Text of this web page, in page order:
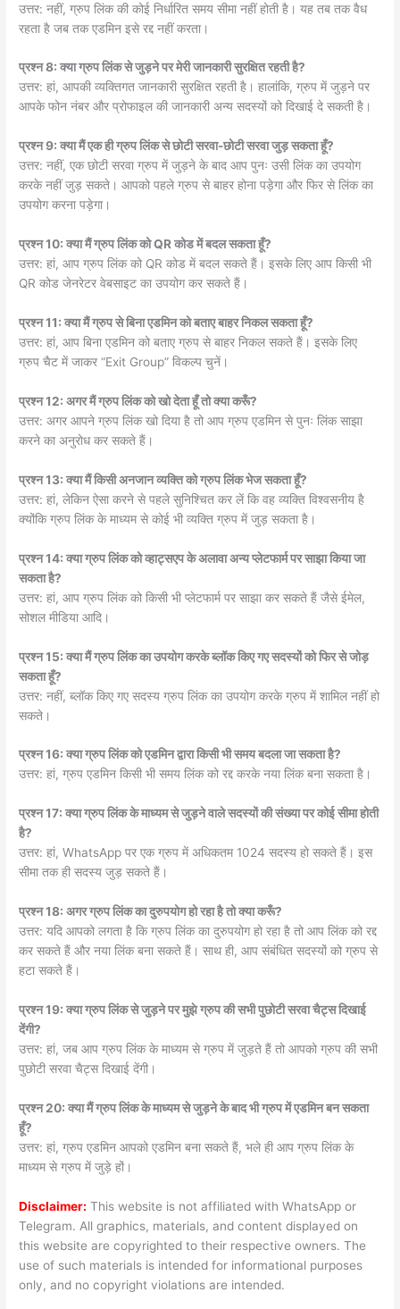
उत्तर: नहीं, ग्रुप लिंक की कोई निर्धारित समय सीमा नहीं होती है। यह तब तक वैध
रहता है जब तक एडमिन इसे रद्द नहीं करता।
प्रश्न 8: क्या ग्रुप लिंक से जुड़ने पर मेरी जानकारी सुरक्षित रहती है?
उत्तर: हां, आपकी व्यक्तिगत जानकारी सुरक्षित रहती है। हालांकि, ग्रुप में जुड़ने पर
आपके फोन नंबर और प्रोफाइल की जानकारी अन्य सदस्यों को दिखाई दे सकती है।
प्रश्न 9: क्या मैं एक ही ग्रुप लिंक से छोटी सरवा-छोटी सरवा जुड़ सकता हूँ?
उत्तर: नहीं, एक छोटी सरवा ग्रुप में जुड़ने के बाद आप पुनः उसी लिंक का उपयोग
करके नहीं जुड़ सकते। आपको पहले ग्रुप से बाहर होना पड़ेगा और फिर से लिंक का
उपयोग करना पड़ेगा।
प्रश्न 10: क्या मैं ग्रुप लिंक को QR कोड में बदल सकता हूँ?
उत्तर: हां, आप ग्रुप लिंक को QR कोड में बदल सकते हैं। इसके लिए आप किसी भी
QR कोड जेनरेटर वेबसाइट का उपयोग कर सकते हैं।
प्रश्न 11: क्या मैं ग्रुप से बिना एडमिन को बताए बाहर निकल सकता हूँ?
उत्तर: हां, आप बिना एडमिन को बताए ग्रुप से बाहर निकल सकते हैं। इसके लिए
ग्रुप चैट में जाकर “Exit Group” विकल्प चुनें।
प्रश्न 12: अगर मैं ग्रुप लिंक को खो देता हूँ तो क्या करूँ?
उत्तर: अगर आपने ग्रुप लिंक खो दिया है तो आप ग्रुप एडमिन से पुनः लिंक साझा
करने का अनुरोध कर सकते हैं।
प्रश्न 13: क्या मैं किसी अनजान व्यक्ति को ग्रुप लिंक भेज सकता हूँ?
उत्तर: हां, लेकिन ऐसा करने से पहले सुनिश्चित कर लें कि वह व्यक्ति विश्वसनीय है
क्योंकि ग्रुप लिंक के माध्यम से कोई भी व्यक्ति ग्रुप में जुड़ सकता है।
प्रश्न 14: क्या ग्रुप लिंक को व्हाट्सएप के अलावा अन्य प्लेटफार्म पर साझा किया जा
सकता है?
उत्तर: हां, आप ग्रुप लिंक को किसी भी प्लेटफार्म पर साझा कर सकते हैं जैसे ईमेल,
सोशल मीडिया आदि।
प्रश्न 15: क्या मैं ग्रुप लिंक का उपयोग करके ब्लॉक किए गए सदस्यों को फिर से जोड़
सकता हूँ?
उत्तर: नहीं, ब्लॉक किए गए सदस्य ग्रुप लिंक का उपयोग करके ग्रुप में शामिल नहीं हो
सकते।
प्रश्न 16: क्या ग्रुप लिंक को एडमिन द्वारा किसी भी समय बदला जा सकता है?
उत्तर: हां, ग्रुप एडमिन किसी भी समय लिंक को रद्द करके नया लिंक बना सकता है।
प्रश्न 17: क्या ग्रुप लिंक के माध्यम से जुड़ने वाले सदस्यों की संख्या पर कोई सीमा होती
है?
उत्तर: हां, WhatsApp पर एक ग्रुप में अधिकतम 1024 सदस्य हो सकते हैं। इस
सीमा तक ही सदस्य जुड़ सकते हैं।
प्रश्न 18: अगर ग्रुप लिंक का दुरुपयोग हो रहा है तो क्या करूँ?
उत्तर: यदि आपको लगता है कि ग्रुप लिंक का दुरुपयोग हो रहा है तो आप लिंक को रद्द
कर सकते हैं और नया लिंक बना सकते हैं। साथ ही, आप संबंधित सदस्यों को ग्रुप से
हटा सकते हैं।
प्रश्न 19: क्या ग्रुप लिंक से जुड़ने पर मुझे ग्रुप की सभी पुछोटी सरवा चैट्स दिखाई
देंगी?
उत्तर: हां, जब आप ग्रुप लिंक के माध्यम से ग्रुप में जुड़ते हैं तो आपको ग्रुप की सभी
पुछोटी सरवा चैट्स दिखाई देंगी।
प्रश्न 20: क्या मैं ग्रुप लिंक के माध्यम से जुड़ने के बाद भी ग्रुप में एडमिन बन सकता
हूँ?
उत्तर: हां, ग्रुप एडमिन आपको एडमिन बना सकते हैं, भले ही आप ग्रुप लिंक के
माध्यम से ग्रुप में जुड़े हों।
Disclaimer: This website is not affiliated with WhatsApp or
Telegram. All graphics, materials, and content displayed on
this website are copyrighted to their respective owners. The
use of such materials is intended for informational purposes
only, and no copyright violations are intended.